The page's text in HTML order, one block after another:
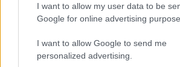
I want to allow my user data to be
Google for online advertising
I want to allow Google to send me
personalized advertising.
16:13 31.12.25
Η Πάρνηθα ντύθηκε στα
η κυκλοφορία κοντά στο καζίνο